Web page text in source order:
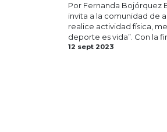
Por Fernanda Bojórquez
invita a la comunidad de
realice actividad física,
deporte es vida”. Con la
12 sept 2023